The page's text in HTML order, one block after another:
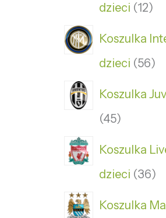
dzieci 12
Koszulka
dzieci 56
Koszulka
45
Koszulka
dzieci 36
Koszulka